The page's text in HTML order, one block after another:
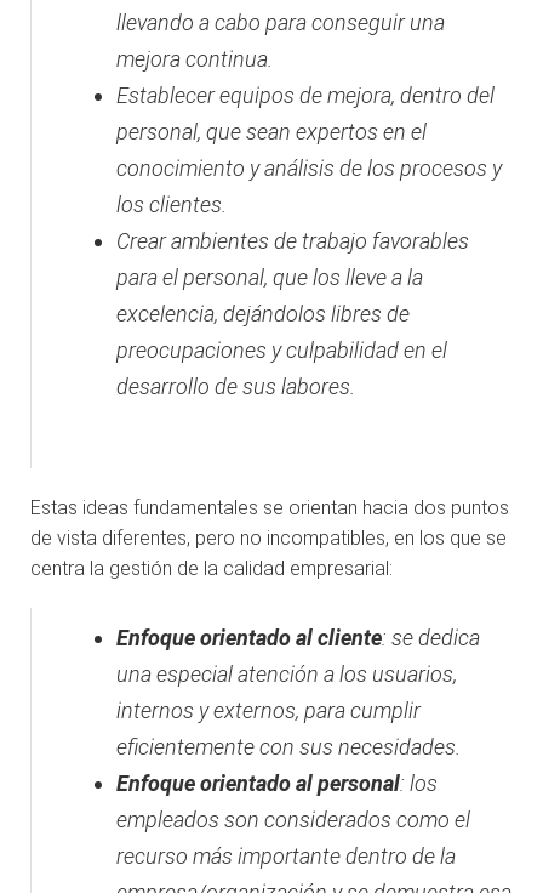
llevando a cabo para conseguir una
mejora continua.
Establecer equipos de mejora, dentro del
personal, que sean expertos en el
conocimiento y análisis de los procesos y
los clientes.
Crear ambientes de trabajo favorables
para el personal, que los lleve a la
excelencia, dejándolos libres de
preocupaciones y culpabilidad en el
desarrollo de sus labores.
Estas ideas fundamentales se orientan hacia dos puntos
de vista diferentes, pero no incompatibles, en los que se
centra la gestión de la calidad empresarial:
Enfoque orientado al cliente: se dedica
una especial atención a los usuarios,
internos y externos, para cumplir
eficientemente con sus necesidades.
Enfoque orientado al personal: los
empleados son considerados como el
recurso más importante dentro de la